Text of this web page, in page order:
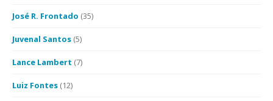
José R. Frontado (35)
Juvenal Santos (5)
Lance Lambert (7)
Luiz Fontes (12)